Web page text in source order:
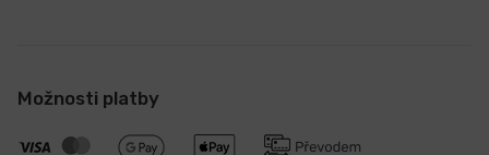
Možnosti platby